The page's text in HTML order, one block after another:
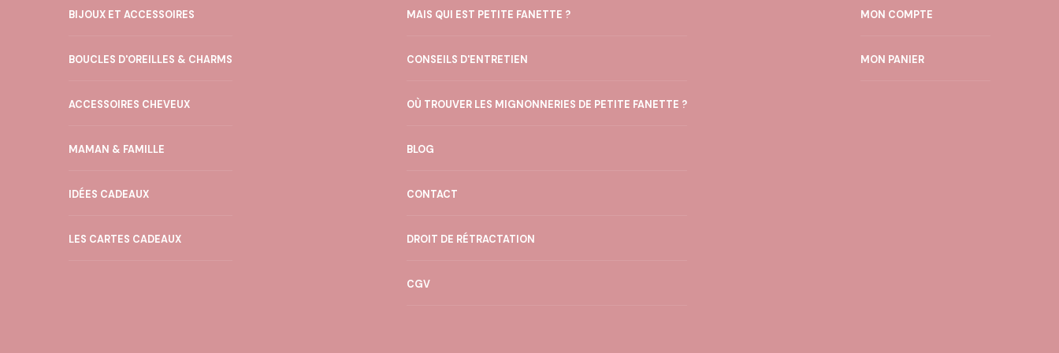
être
BIJOUX ET ACCESSOIRES
BOUCLES D'OREILLES & CHARMS
ACCESSOIRES CHEVEUX
MAMAN & FAMILLE
IDÉES CADEAUX
LES CARTES CADEAUX
MAIS QUI EST PETITE FANETTE ?
CONSEILS D'ENTRETIEN
OÙ TROUVER LES MIGNONNERIES DE PETITE FANETTE ?
BLOG
CONTACT
DROIT DE RÉTRACTATION
CGV
MON COMPTE
MON PANIER